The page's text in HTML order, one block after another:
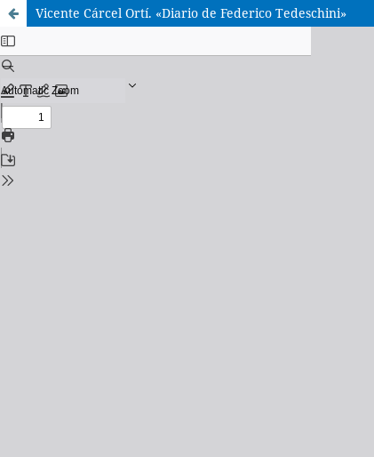
Vicente Cárcel Ortí. «Diario de Federico Tedeschini»